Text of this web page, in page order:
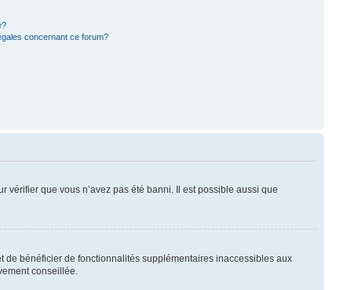
concernant ce forum?
vérifier que vous n’avez pas été banni. Il est possible aussi que
de bénéficier de fonctionnalités supplémentaires inaccessibles aux
conseillée.